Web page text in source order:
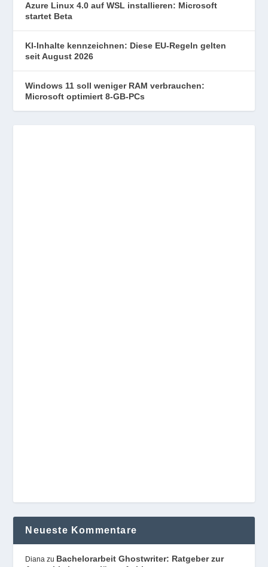
Azure Linux 4.0 auf WSL installieren: Microsoft
startet Beta
KI-Inhalte kennzeichnen: Diese EU-Regeln gelten
seit August 2026
Windows 11 soll weniger RAM verbrauchen:
Microsoft optimiert 8-GB-PCs
Neueste Kommentare
Diana zu Bachelorarbeit Ghostwriter: Ratgeber zur